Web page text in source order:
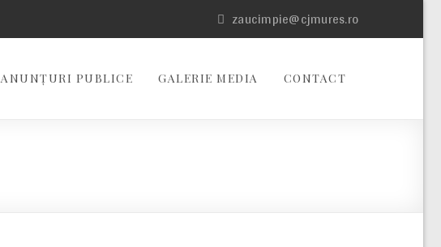
zaucimpie@cjmures.ro
ANUNȚURI PUBLICE GALERIE MEDIA CONTACT